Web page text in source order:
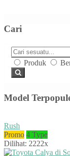
Cari
Produk
Model
Rush
Promo 4 Type
Dilihat: 2222x